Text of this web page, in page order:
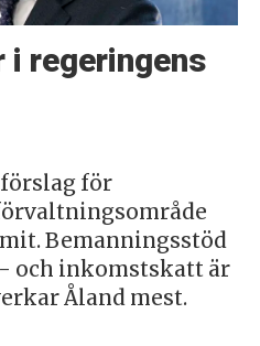
i regeringens
för
Bemanningsstöd
och inkomstskatt är
Åland mest.